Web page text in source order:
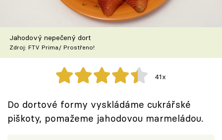
Škola vaření
Recepty z TV
Speciál: Cuketa
Těhotnej kuchař
Sledujte prima+
Jahodový nepečený dort
Zdroj: FTV Prima/ Prostřeno!
41x
Do dortové formy vyskládáme cukrářské
piškoty, pomažeme jahodovou marmeládou.